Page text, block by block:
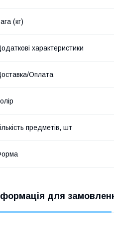
(кг)
характеристики
Оплата
предметів, шт
для